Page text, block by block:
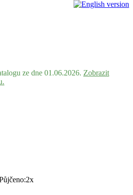
ze dne 01.06.2026. Zobrazit